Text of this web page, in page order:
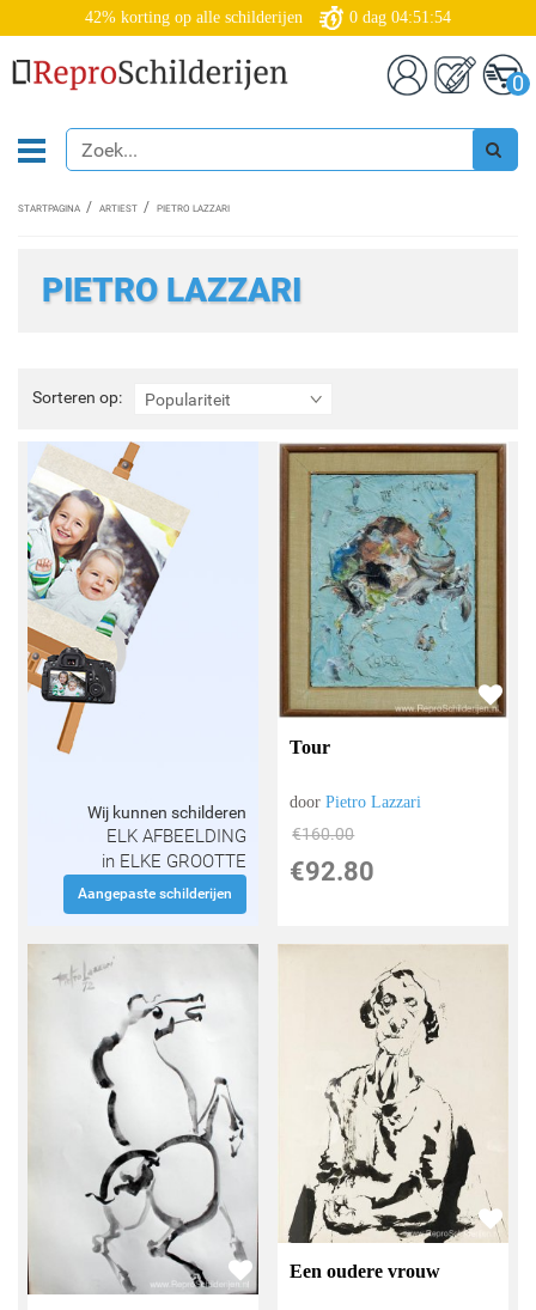
42% korting op alle schilderijen 0 dag 04:51:53
0
STARTPAGINA ARTIEST PIETRO LAZZARI
PIETRO LAZZARI
Sorteren op: Populariteit
Sorteren
op:
Wij kunnen schilderen
ELK AFBEELDING
in ELKE GROOTTE
Aangepaste schilderijen
Tour
doorPietro Lazzari
€160.00
€92.80
Een oudere vrouw